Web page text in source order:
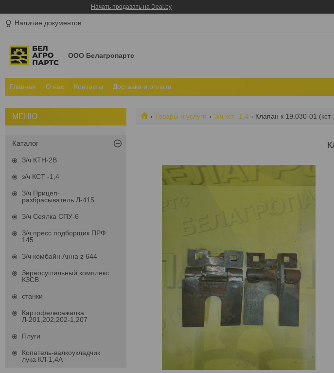
Начать продавать на Deal.by
Наличие документов
ООО Белагропартс
Главная О нас Контакты Доставка и оплата
Товары и услуги З/ч кст -1,4 Клапан к 19.030-01
Каталог
З/ч КТН-2В
з/ч КСТ -1,4
З/ч Прицеп-
разбрасыватель Л-415
З/ч Сеялка СПУ-6
З/ч пресс подборщик ПРФ
145
З/ч комбайн Анна z 644
Зерносушильный комплекс
КЗСВ
станки
Картофелесажалка
Л-201,202,202-1,207
Плуги
Копатель-валкоукладчик
лука КЛ-1,4А